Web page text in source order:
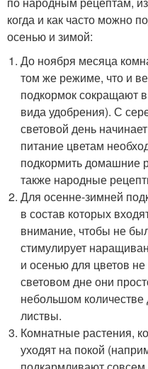
когда и как часто можно
осенью и зимой:
До ноября месяца
том же режиме, что и
подкормок сокращают
вида удобрения). С
световой день
питание цветам
подкормить домашние
также народные
Для осенне-зимней
в состав которых
внимание, чтобы не
стимулирует
и осенью для цветов
световом дне они
небольшом
листвы.
Комнатные растения,
уходят на покой